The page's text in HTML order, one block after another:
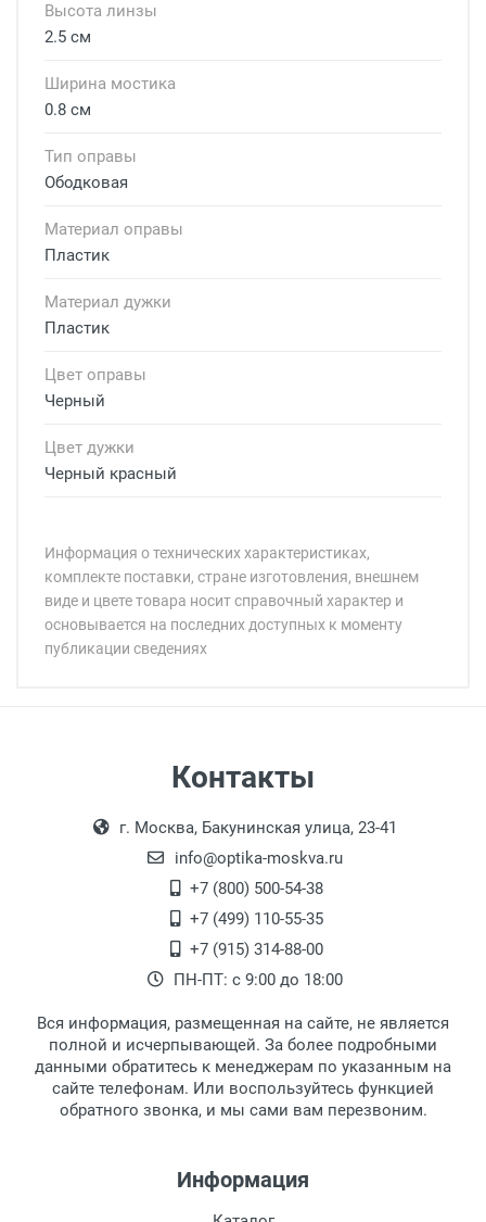
Высота линзы
2.5 см
Ширина мостика
0.8 см
Тип оправы
Ободковая
Материал оправы
Пластик
Материал дужки
Пластик
Цвет оправы
Черный
Цвет дужки
Черный красный
Информация о технических характеристиках,
комплекте поставки, стране изготовления, внешнем
виде и цвете товара носит справочный характер и
основывается на последних доступных к моменту
публикации сведениях
Оплата товара производится
наличными непосредственно на пункте
выдачи товара.
Перечисление средств на расчетный счет.
18:00, по субботам с 11:00 до 15:00, в
офисе по адресу: г. Москва,
Переведеновский переулок 17, корпус 1,
второй этаж, тел. +7 (499) 110-55-35.
После того, как заказ поступает в пункт
выдачи, наш менеджер связывается с
клиентом и оповещает о поступлении
товара.
Для получения товара при себе
обязательно иметь паспорт.
Заказ необходимо забрать в течение 3
рабочих дней с момента поступления на
дополнительных расходов за хранение
Контакты
г. Москва, Бакунинская улица, 23-41
info@optika-moskva.ru
+7 (800) 500-54-38
+7 (499) 110-55-35
+7 (915) 314-88-00
ПН-ПТ: с 9:00 до 18:00
Вся информация, размещенная на сайте, не является
полной и исчерпывающей. За более подробными
данными обратитесь к менеджерам по указанным на
сайте телефонам. Или воспользуйтесь функцией
обратного звонка, и мы сами вам перезвоним.
Информация